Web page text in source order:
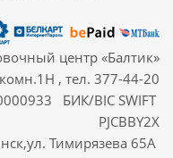
центр «Балтик»
, тел. 377-44-20
БИК/BIC SWIFT
PJCBBY2X
Тимирязева 65А